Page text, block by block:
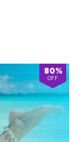
80%
OFF